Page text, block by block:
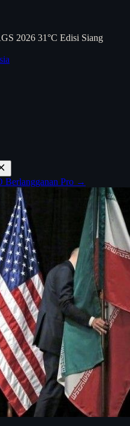
2026 31°C Edisi Siang
Berlangganan Pro →